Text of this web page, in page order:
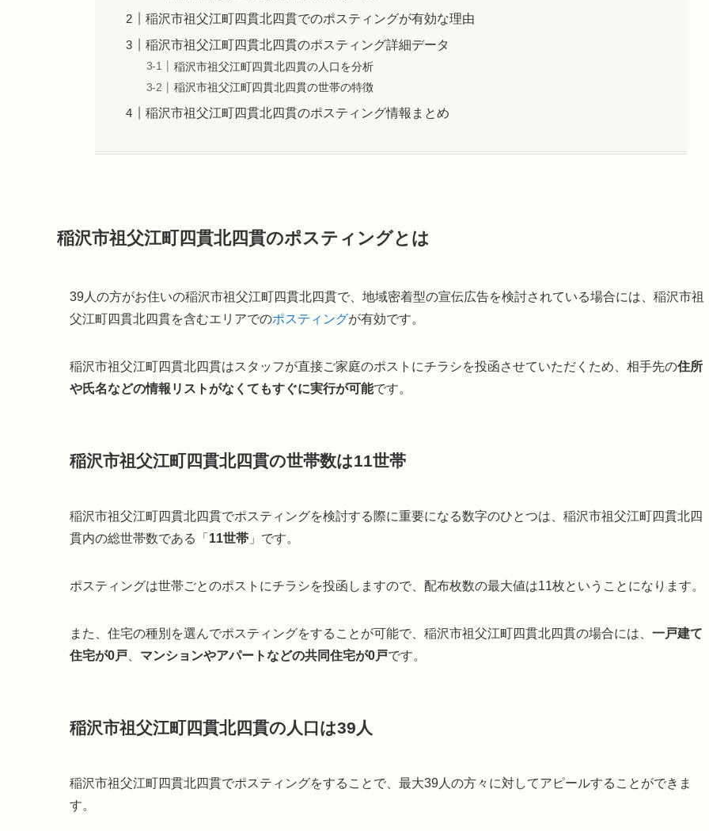
稲沢市祖父江町四貫北四貫でのポスティングが有効な理由
稲沢市祖父江町四貫北四貫のポスティング詳細データ
稲沢市祖父江町四貫北四貫の人口を分析
稲沢市祖父江町四貫北四貫の世帯の特徴
稲沢市祖父江町四貫北四貫のポスティング情報まとめ
稲沢市祖父江町四貫北四貫のポスティングとは
39人の方がお住いの稲沢市祖父江町四貫北四貫で、地域密着型の宣伝広告を検討されている場合には、稲沢市祖
父江町四貫北四貫を含むエリアでのポスティングが有効です。
稲沢市祖父江町四貫北四貫はスタッフが直接ご家庭のポストにチラシを投函させていただくため、相手先の住所
や氏名などの情報リストがなくてもすぐに実行が可能です。
稲沢市祖父江町四貫北四貫の世帯数は11世帯
稲沢市祖父江町四貫北四貫でポスティングを検討する際に重要になる数字のひとつは、稲沢市祖父江町四貫北四
貫内の総世帯数である「 11世帯 」です。
ポスティングは世帯ごとのポストにチラシを投函しますので、配布枚数の最大値は11枚ということになります。
また、住宅の種別を選んでポスティングをすることが可能で、稲沢市祖父江町四貫北四貫の場合には、 一戸建て
住宅が0戸
マンションやアパートなどの共同住宅が0戸です。
稲沢市祖父江町四貫北四貫の人口は39人
稲沢市祖父江町四貫北四貫でポスティングをすることで、最大39人の方々に対してアピールすることができま
す。